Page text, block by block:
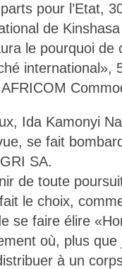
pour l’Etat,
de Kinshasa
le pourquoi de
international»,
Ida Kamonyi
se fait
SA.
de toute
le choix,
se faire élire
où, plus
à un